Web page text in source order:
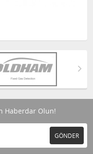
Haberdar Olun!
GÖNDER